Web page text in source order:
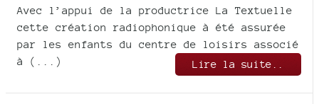
Avec l’appui de la productrice La Textuelle
cette création radiophonique à été assurée
par les enfants du centre de loisirs associé
à (...)
Lire la suite..